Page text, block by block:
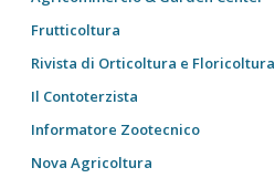
Frutticoltura
Rivista di Orticoltura e Floricoltura
Il Contoterzista
Informatore Zootecnico
Nova Agricoltura